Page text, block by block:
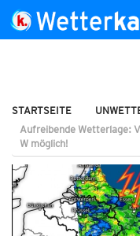
STARTSEITE
Aufreibende Wetterlage:
W möglich!